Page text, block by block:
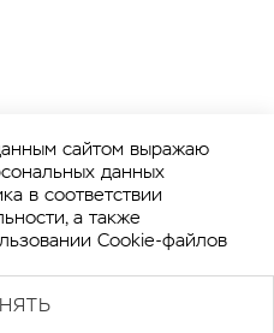
сайтом выражаю
данных
в соответствии
, а также
Cookie-файлов